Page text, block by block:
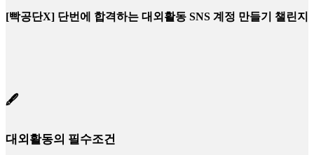
[빡공단X] 단번에 합격하는 대외활동 SNS 계정 만들기 챌린지
🖋️
대외활동의 필수조건